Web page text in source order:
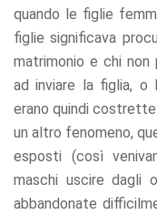
quando le figlie
figlie significava
matrimonio e chi
ad inviare la figlia, o
erano quindi costrette
un altro fenomeno,
esposti (così
maschi uscire dagli
abbandonate